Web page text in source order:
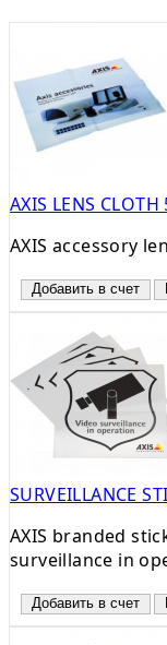
AXIS LENS CLOTH
AXIS accessory
Добавить в счет
SURVEILLANCE
AXIS branded
surveillance in
Добавить в счет